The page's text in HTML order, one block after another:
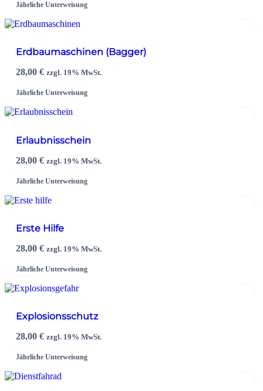
Jährliche Unterweisung
Erdbaumaschinen (Bagger)
28,00€ zzgl. 19% MwSt.
Jährliche Unterweisung
Erlaubnisschein
28,00€ zzgl. 19% MwSt.
Jährliche Unterweisung
Erste Hilfe
28,00€ zzgl. 19% MwSt.
Jährliche Unterweisung
Explosionsschutz
28,00€ zzgl. 19% MwSt.
Jährliche Unterweisung